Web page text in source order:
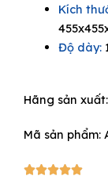
Kích
Độ dày:
Hãng sản xuất:
Mã sản phẩm:
5/5